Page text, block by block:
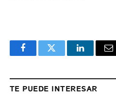
FacebookTwitter LinkedIn
TE PUEDE INTERESAR